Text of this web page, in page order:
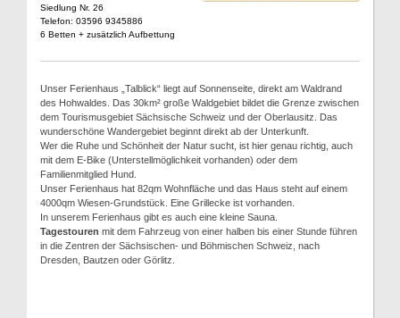
Siedlung Nr. 26
Telefon: 03596 9345886
6 Betten + zusätzlich Aufbettung
Unser Ferienhaus „Talblick“ liegt auf Sonnenseite, direkt am Waldrand
des Hohwaldes. Das 30km² große Waldgebiet bildet die Grenze zwischen
dem Tourismusgebiet Sächsische Schweiz und der Oberlausitz. Das
wunderschöne Wandergebiet beginnt direkt ab der Unterkunft.
Wer die Ruhe und Schönheit der Natur sucht, ist hier genau richtig, auch
mit dem E-Bike (Unterstellmöglichkeit vorhanden) oder dem
Familienmitglied Hund.
Unser Ferienhaus hat 82qm Wohnfläche und das Haus steht auf einem
4000qm Wiesen-Grundstück. Eine Grillecke ist vorhanden.
In unserem Ferienhaus gibt es auch eine kleine Sauna.
Tagestouren mit dem Fahrzeug von einer halben bis einer Stunde führen
in die Zentren der Sächsischen- und Böhmischen Schweiz, nach
Dresden, Bautzen oder Görlitz.